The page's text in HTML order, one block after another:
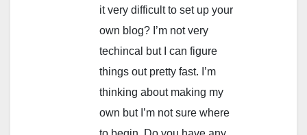
it very difficult to set up your
own blog? I’m not very
techincal but I can figure
things out pretty fast. I’m
thinking about making my
own but I’m not sure where